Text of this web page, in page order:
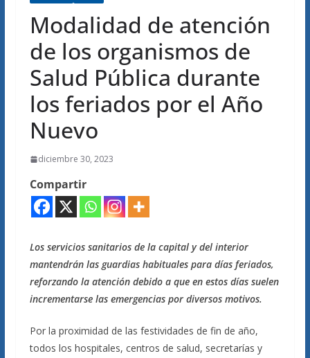
Modalidad de atención
de los organismos de
Salud Pública durante
los feriados por el Año
Nuevo
diciembre 30, 2023
Compartir
Los servicios sanitarios de la capital y del interior
mantendrán las guardias habituales para días feriados,
reforzando la atención debido a que en estos días suelen
incrementarse las emergencias por diversos motivos.
Por la proximidad de las festividades de fin de año,
todos los hospitales, centros de salud, secretarías y